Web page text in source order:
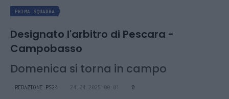
PRIMA SQUADRA
Designato l'arbitro di Pescara -
Campobasso
Domenica si torna in campo
REDAZIONE PS24 24.04.2025 00:01 0